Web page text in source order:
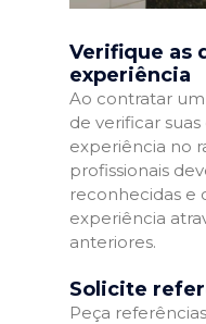
Verifique as
experiência
Ao contratar
de verificar
experiência no
profissionais
reconhecidas e
experiência
anteriores.
Solicite
Peça